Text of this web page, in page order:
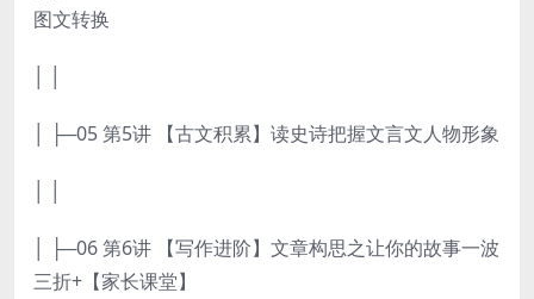
图文转换
│ ├─05 第5讲 【古文积累】读史诗把握文言文人物形象
│ ├─06 第6讲 【写作进阶】文章构思之让你的故事一波
三折+【家长课堂】